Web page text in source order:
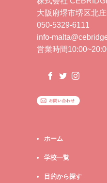
大阪府堺市堺区北
050-5329-6111
info-
営業時間
ホーム
学校一覧
目的から探す